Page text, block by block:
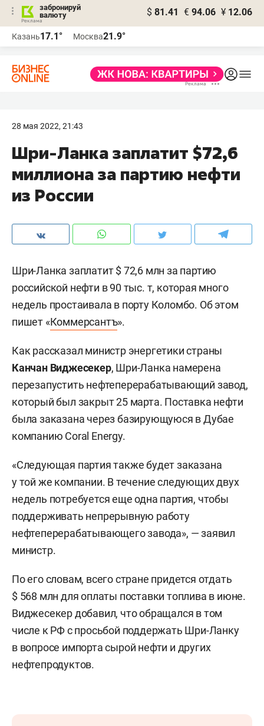
забронируй
валюту
$ 81.41 € 94.06 ¥ 12.06
Казань17.1° Москва21.9°
28 мая 2022, 21:43
Шри-Ланка заплатит $72,6
миллиона за партию нефти
из России
Шри-Ланка заплатит $ 72,6 млн за партию
российской нефти в 90 тыс. т, которая много
недель простаивала в порту Коломбо. Об этом
пишет «Коммерсантъ».
Как рассказал министр энергетики страны
Канчан Виджесекер, Шри-Ланка намерена
перезапустить нефтеперерабатывающий завод,
который был закрыт 25 марта. Поставка нефти
была заказана через базирующуюся в Дубае
компанию Coral Energy.
«Следующая партия также будет заказана
у той же компании. В течение следующих двух
недель потребуется еще одна партия, чтобы
поддерживать непрерывную работу
нефтеперерабатывающего завода», — заявил
министр.
По его словам, всего стране придется отдать
$ 568 млн для оплаты поставки топлива в июне.
Виджесекер добавил, что обращался в том
числе к РФ с просьбой поддержать Шри-Ланку
в вопросе импорта сырой нефти и других
нефтепродуктов.